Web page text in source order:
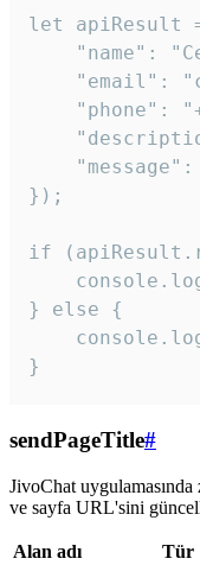
let apiResult
"name":
"email":
"phone":
});
if
} else {
}
sendPageTitle#
JivoChat uygulamasında
ve sayfa URL'sini
Alan adı Tür